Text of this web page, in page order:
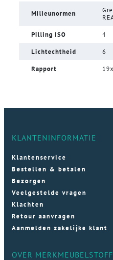
Milieunormen
Pilling ISO 4
Lichtechtheid 6
Rapport
KLANTENINFORMATIE
Klantenservice
Bestellen & betalen
Bezorgen
Veelgestelde vragen
Klachten
Retour aanvragen
Aanmelden zakelijke klant
OVER